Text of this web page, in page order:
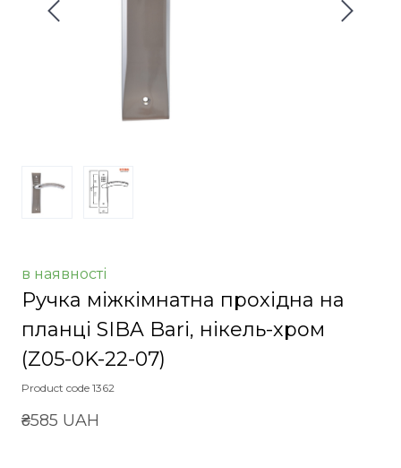
в наявності
Ручка міжкімнатна прохідна на
планці SIBA Bari, нікель-хром
(Z05-0K-22-07)
Product code 1362
₴585 UAH